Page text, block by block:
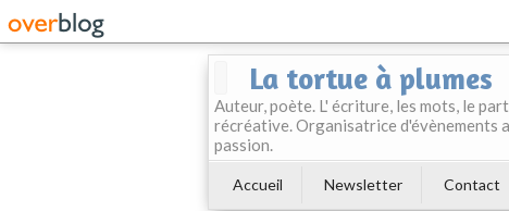
La tortue à plumes
Auteur, poète. L' écriture, les mots, le
récréative. Organisatrice d'évènements
passion.
Accueil Newsletter Contact